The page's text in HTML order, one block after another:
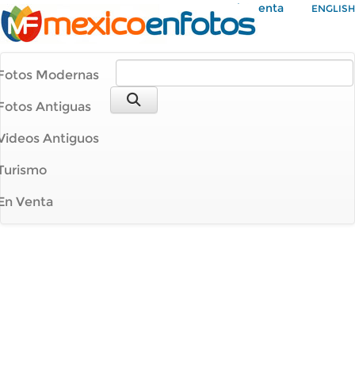
Mi Cuenta ENGLISH
Modernas
Antiguas
Antiguos
Venta